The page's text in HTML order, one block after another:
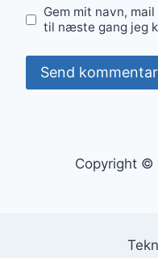
Gem mit navn,
til næste gang jeg
Copyright